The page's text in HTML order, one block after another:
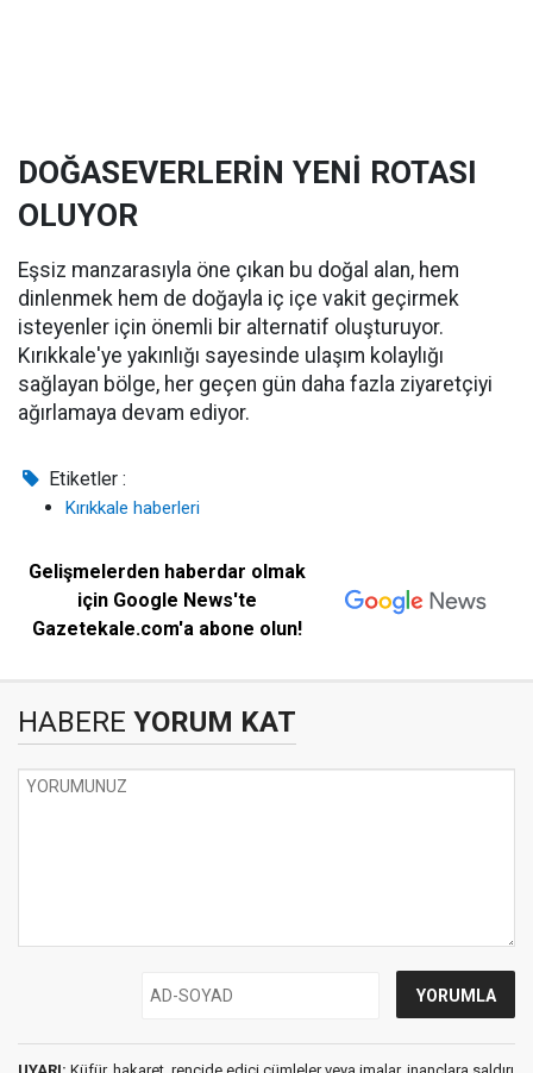
DOĞASEVERLERİN YENİ ROTASI
OLUYOR
Eşsiz manzarasıyla öne çıkan bu doğal alan, hem
dinlenmek hem de doğayla iç içe vakit geçirmek
isteyenler için önemli bir alternatif oluşturuyor.
Kırıkkale'ye yakınlığı sayesinde ulaşım kolaylığı
sağlayan bölge, her geçen gün daha fazla ziyaretçiyi
ağırlamaya devam ediyor.
Etiketler :
Kırıkkale haberleri
Gelişmelerden haberdar olmak
için Google News'te
Gazetekale.com'a abone olun!
HABERE YORUM KAT